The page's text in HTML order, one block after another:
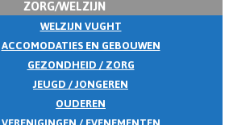
ZORG/WELZIJN
WELZIJN VUGHT
ACCOMODATIES EN GEBOUWEN
GEZONDHEID / ZORG
JEUGD / JONGEREN
OUDEREN